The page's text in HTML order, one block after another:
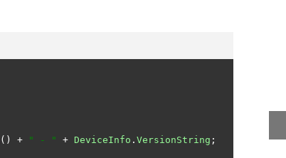
() + " - " + DeviceInfo . VersionString ;